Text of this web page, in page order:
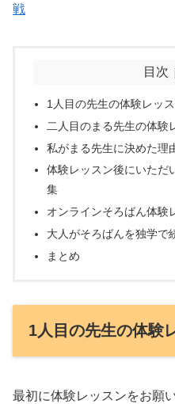
戦
目次
1人目の先生の体験レッ
二人目のまる先生の体験
私がまる先生に決めた理
体験レッスン後にいただ
集
オンラインそろばん体験
大人がそろばんを独学で
まとめ
1人目の先生の体験
最初に体験レッスンをお願